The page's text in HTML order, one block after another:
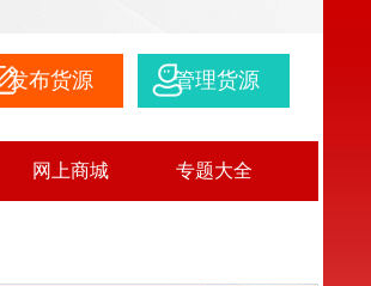
发布货源 管理货源
网上商城 专题大全